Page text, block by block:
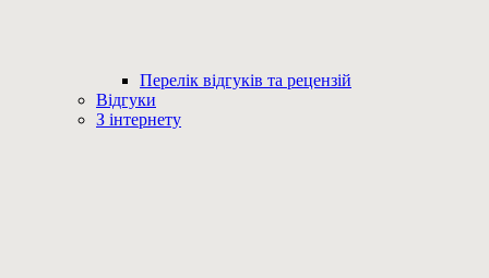
Перелік відгуків та рецензій
Відгуки
З інтернету